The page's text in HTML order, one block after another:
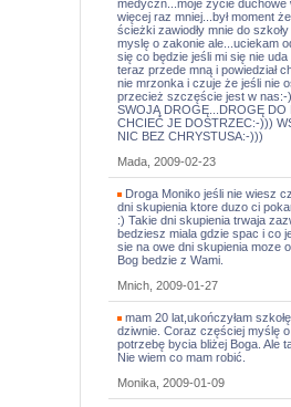
medyczn...moje życie duchowe
więcej raz mniej...był moment
ścieżki zawiodły mnie do
myslę o zakonie ale...uciekam
się co będzie jeśli mi się nie
teraz przede mną i powiedział
nie mrzonka i czuje że jeśli nie
przecież szczęście jest w nas:-
SWOJĄ DROGĘ...DROGĘ DO
CHCIEĆ JE DOSTRZEC:-)))
NIC BEZ CHRYSTUSA:-)))
Mada, 2009-02-23
Droga Moniko jeśli nie wiesz
dni skupienia ktore duzo ci
:) Takie dni skupienia trwaja
bedziesz miala gdzie spac i co
sie na owe dni skupienia moze
Bog bedzie z Wami.
Mnich, 2009-01-27
mam 20 lat,ukończyłam
dziwnie. Coraz częściej myślę
potrzebę bycia bliżej Boga. Ale
Nie wiem co mam robić.
Monika, 2009-01-09